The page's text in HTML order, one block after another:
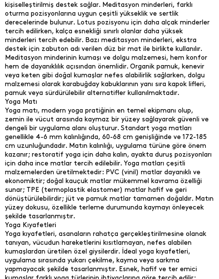
kişiselleştirilmiş destek sağlar. Meditasyon minderleri, farklı
oturma pozisyonlarına uygun çeşitli yükseklik ve sertlik
derecelerinde bulunur. Lotus pozisyonu için daha alçak minderler
tercih edilirken, kalça esnekliği sınırlı olanlar daha yüksek
minderleri tercih edebilir. Bazı meditasyon minderleri, ekstra
destek için zabuton adı verilen düz bir mat ile birlikte kullanılır.
Meditasyon minderinin kumaşı ve dolgu malzemesi, hem konfor
hem de dayanıklılık açısından önemlidir. Organik pamuk, kenevir
veya keten gibi doğal kumaşlar nefes alabilirlik sağlarken, dolgu
malzemesi olarak karabuğday kabuklarının yanı sıra kapok lifleri,
pamuk veya sürdürülebilir alternatifler kullanılmaktadır.
Yoga Matı
Yoga matı, modern yoga pratiğinin en temel ekipmanı olup,
zemin ile vücut arasında kaymaz bir yüzey sağlayarak güvenli ve
dengeli bir uygulama alanı oluşturur. Standart yoga matları
genellikle 4-6 mm kalınlığında, 60-68 cm genişliğinde ve 172-185
cm uzunluğundadır. Matın kalınlığı, uygulama türüne göre önem
kazanır; restoratif yoga için daha kalın, ayakta duruş pozisyonları
için daha ince matlar tercih edilebilir. Yoga matları çeşitli
malzemelerden üretilmektedir: PVC (vinil) matlar dayanıklı ve
ekonomiktir; doğal kauçuk matlar mükemmel kavrama özelliği
sunar; TPE (termoplastik elastomer) matlar hafif ve geri
dönüştürülebilirdir; jüt ve pamuk matlar tamamen doğaldır. Matın
yüzey dokusu, özellikle terleme durumunda kaymayı önleyecek
şekilde tasarlanmıştır.
Yoga Kıyafetleri
Yoga kıyafetleri, asanaların rahatça gerçekleştirilmesine olanak
tanıyan, vücudun hareketlerini kısıtlamayan, nefes alabilen
kumaşlardan üretilen özel giysilerdir. İdeal yoga kıyafetleri,
uygulama sırasında yukarı çekilme, kayma veya sarkma
yapmayacak şekilde tasarlanmıştır. Esnek, hafif ve ter emici